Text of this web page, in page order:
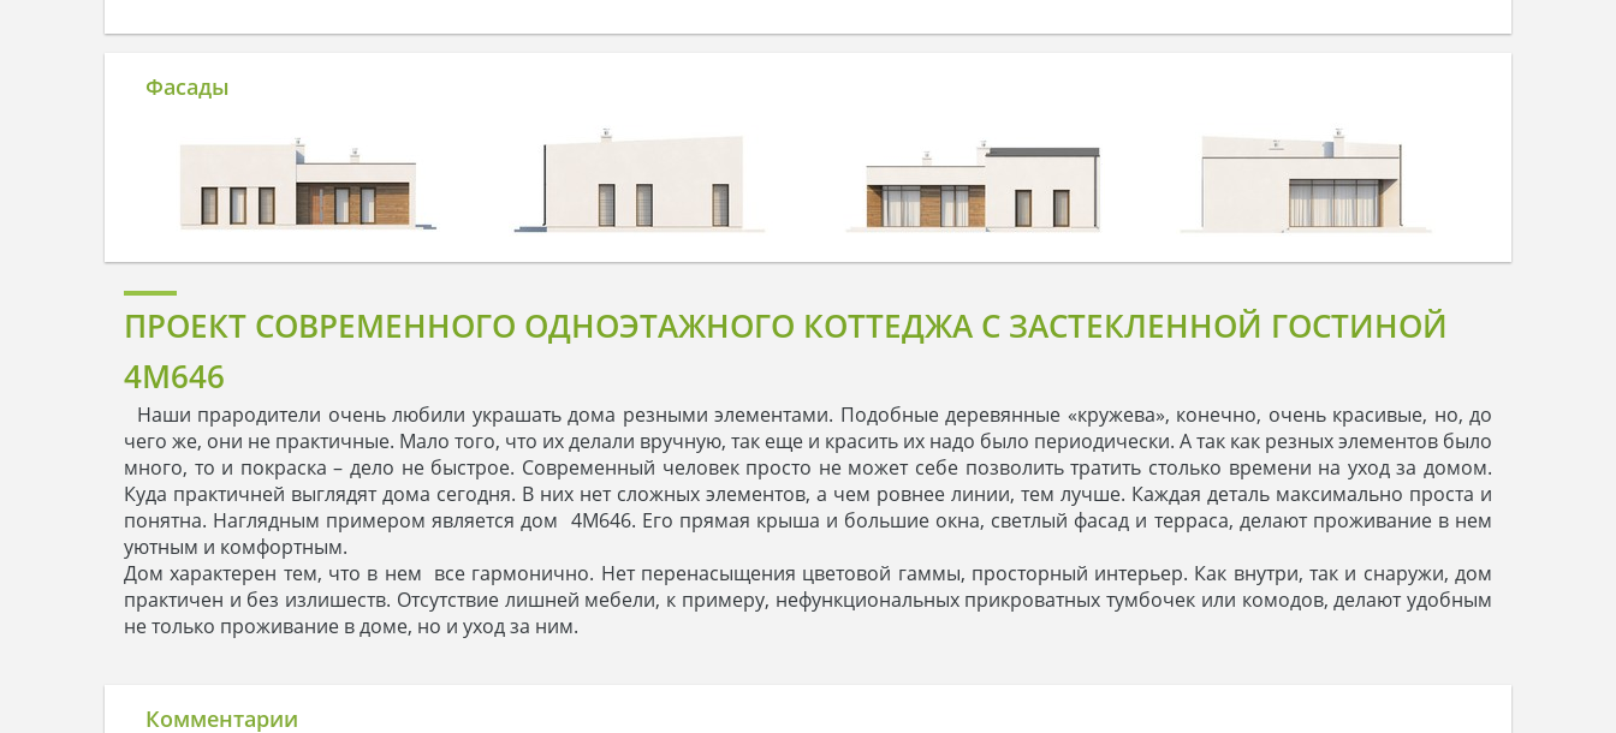
Фасады
ПРОЕКТ СОВРЕМЕННОГО ОДНОЭТАЖНОГО КОТТЕДЖА С ЗАСТЕКЛЕННОЙ ГОСТИНОЙ
4M646
Наши прародители очень любили украшать дома резными элементами. Подобные деревянные «кружева», конечно, очень красивые, но, до
чего же, они не практичные. Мало того, что их делали вручную, так еще и красить их надо было периодически. А так как резных элементов было
много, то и покраска – дело не быстрое. Современный человек просто не может себе позволить тратить столько времени на уход за домом.
Куда практичней выглядят дома сегодня. В них нет сложных элементов, а чем ровнее линии, тем лучше. Каждая деталь максимально проста и
понятна. Наглядным примером является дом 4М646. Его прямая крыша и большие окна, светлый фасад и терраса, делают проживание в нем
уютным и комфортным.
Дом характерен тем, что в нем все гармонично. Нет перенасыщения цветовой гаммы, просторный интерьер. Как внутри, так и снаружи, дом
практичен и без излишеств. Отсутствие лишней мебели, к примеру, нефункциональных прикроватных тумбочек или комодов, делают удобным
не только проживание в доме, но и уход за ним.
Комментарии